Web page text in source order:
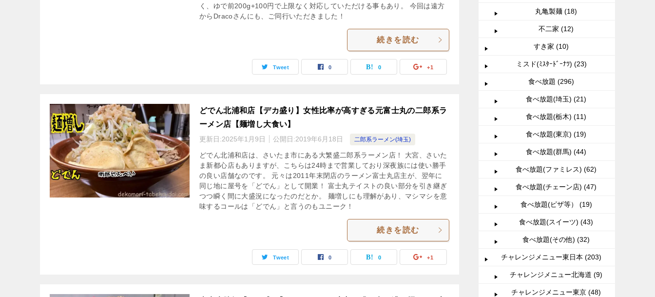
く、ゆで前200g+100円で上限なく対応していただける事もあり。 今回は遠方
からDracoさんにも、ご同行いただきました！
続きを読む
Tweet 0 0 +1
どでん北浦和店【デカ盛り】女性比率が高すぎる元富士丸の二郎系ラ
ーメン店【麺増し大食い】
更新日:2025年1月9日 公開日:2019年6月18日 二郎系ラーメン(埼玉)
どでん北浦和店は、さいたま市にある大繁盛二郎系ラーメン店！ 大宮、さいた
ま新都心店もありますが、こちらは24時まで営業しており深夜族には使い勝手
の良い店舗なのです。 元々は2011年末閉店のラーメン富士丸店主が、翌年に
同じ地に屋号を「どでん」として開業！ 富士丸テイストの良い部分を引き継ぎ
つつ瞬く間に大盛況になったのだとか。 麺増しにも理解があり、マシマシを意
味するコールは「どでん」と言うのもユニーク！
続きを読む
Tweet 0 0 +1
丸亀製麺 (18)
不二家 (12)
すき家 (10)
ミスド(ﾐｽﾀｰﾄﾞｰﾅﾂ) (23)
食べ放題 (296)
食べ放題(埼玉) (21)
食べ放題(栃木) (11)
食べ放題(東京) (19)
食べ放題(群馬) (44)
食べ放題(ファミレス) (62)
食べ放題(チェーン店) (47)
食べ放題(ピザ等） (19)
食べ放題(スイーツ) (43)
食べ放題(その他) (32)
チャレンジメニュー東日本 (203)
チャレンジメニュー北海道 (9)
チャレンジメニュー東京 (48)